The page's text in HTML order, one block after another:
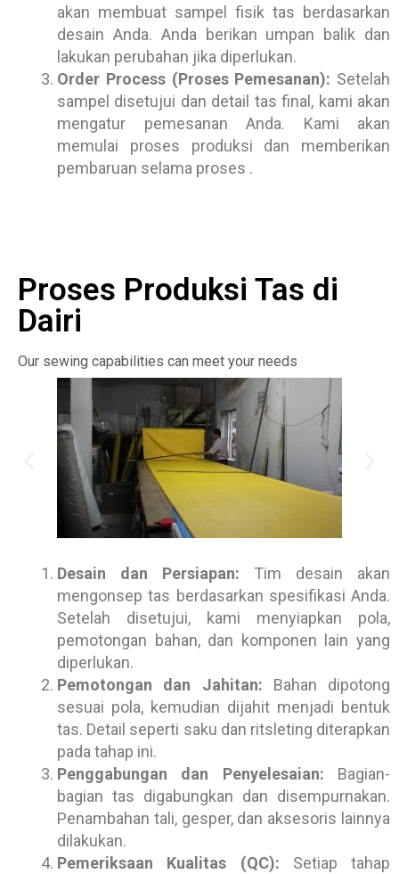
akan membuat sampel fisik tas berdasarkan
desain Anda. Anda berikan umpan balik dan
lakukan perubahan jika diperlukan.
Order Process (Proses Pemesanan): Setelah
sampel disetujui dan detail tas final, kami akan
mengatur pemesanan Anda. Kami akan
memulai proses produksi dan memberikan
pembaruan selama proses .
Proses Produksi Tas di
Dairi
Our sewing capabilities can meet your needs
Desain dan Persiapan: Tim desain akan
mengonsep tas berdasarkan spesifikasi Anda.
Setelah disetujui, kami menyiapkan pola,
pemotongan bahan, dan komponen lain yang
diperlukan.
Pemotongan dan Jahitan: Bahan dipotong
sesuai pola, kemudian dijahit menjadi bentuk
tas. Detail seperti saku dan ritsleting diterapkan
pada tahap ini.
Penggabungan dan Penyelesaian: Bagian-
bagian tas digabungkan dan disempurnakan.
Penambahan tali, gesper, dan aksesoris lainnya
dilakukan.
Pemeriksaan Kualitas (QC): Setiap tahap